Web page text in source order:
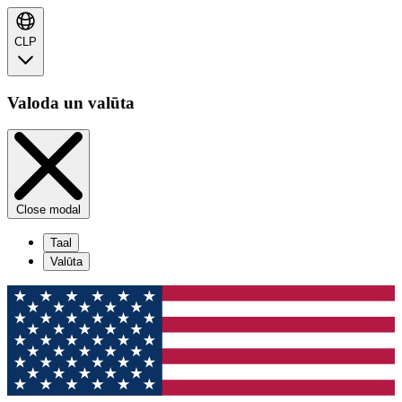
CLP
Valoda un valūta
Close modal
Taal
Valūta